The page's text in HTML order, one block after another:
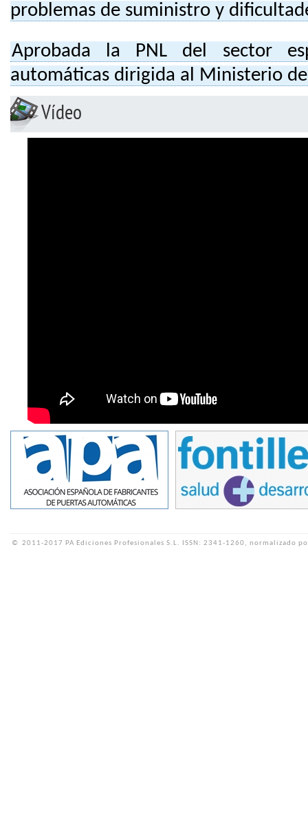
problemas de suministro y
Aprobada la PNL del sector
automáticas dirigida al Ministerio
Vídeo
© 2011-2017 PA Ediciones Profesionales S.L. ISSN: 2341-1260, normalizado